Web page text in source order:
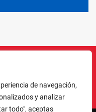
de navegación,
y analizar
todo", aceptas